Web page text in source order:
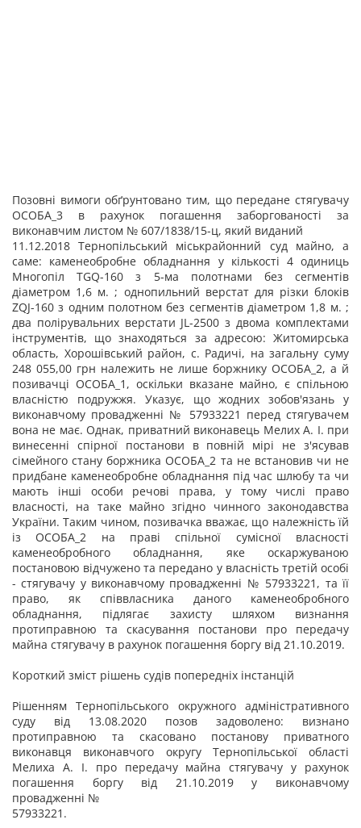
Позовні вимоги обґрунтовано тим, що передане стягувачу
ОСОБА_3 в рахунок погашення заборгованості за
виконавчим листом № 607/1838/15-ц, який виданий
11.12.2018 Тернопільський міськрайонний суд майно, а
саме: каменеобробне обладнання у кількості 4 одиниць
Многопіл ТGQ-160 з 5-ма полотнами без сегментів
діаметром 1,6 м. ; однопильний верстат для різки блоків
ZQJ-160 з одним полотном без сегментів діаметром 1,8 м. ;
два полірувальних верстати JL-2500 з двома комплектами
інструментів, що знаходяться за адресою: Житомирська
область, Хорошівський район, с. Радичі, на загальну суму
248 055,00 грн належить не лише боржнику ОСОБА_2, а й
позивачці ОСОБА_1, оскільки вказане майно, є спільною
власністю подружжя. Указує, що жодних зобов'язань у
виконавчому провадженні № 57933221 перед стягувачем
вона не має. Однак, приватний виконавець Мелих А. І. при
винесенні спірної постанови в повній мірі не з'ясував
сімейного стану боржника ОСОБА_2 та не встановив чи не
придбане каменеобробне обладнання під час шлюбу та чи
мають інші особи речові права, у тому числі право
власності, на таке майно згідно чинного законодавства
України. Таким чином, позивачка вважає, що належність їй
із ОСОБА_2 на праві спільної сумісної власності
каменеобробного обладнання, яке оскаржуваною
постановою відчужено та передано у власність третій особі
- стягувачу у виконавчому провадженні № 57933221, та її
право, як співвласника даного каменеобробного
обладнання, підлягає захисту шляхом визнання
протиправною та скасування постанови про передачу
майна стягувачу в рахунок погашення боргу від 21.10.2019.
Короткий зміст рішень судів попередніх інстанцій
Рішенням Тернопільського окружного адміністративного
суду від 13.08.2020 позов задоволено: визнано
протиправною та скасовано постанову приватного
виконавця виконавчого округу Тернопільської області
Мелиха А. І. про передачу майна стягувачу у рахунок
погашення боргу від 21.10.2019 у виконавчому
провадженні №
57933221.